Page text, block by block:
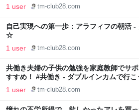
1 user tm-club28.com
自己実現への第一歩：アラフィフの朝活 -
☆
1 user tm-club28.com
共働き夫婦の子供の勉強を家庭教師でサ
すすめ！ #共働き - ダブルインカムで行
1 user tm-club28.com